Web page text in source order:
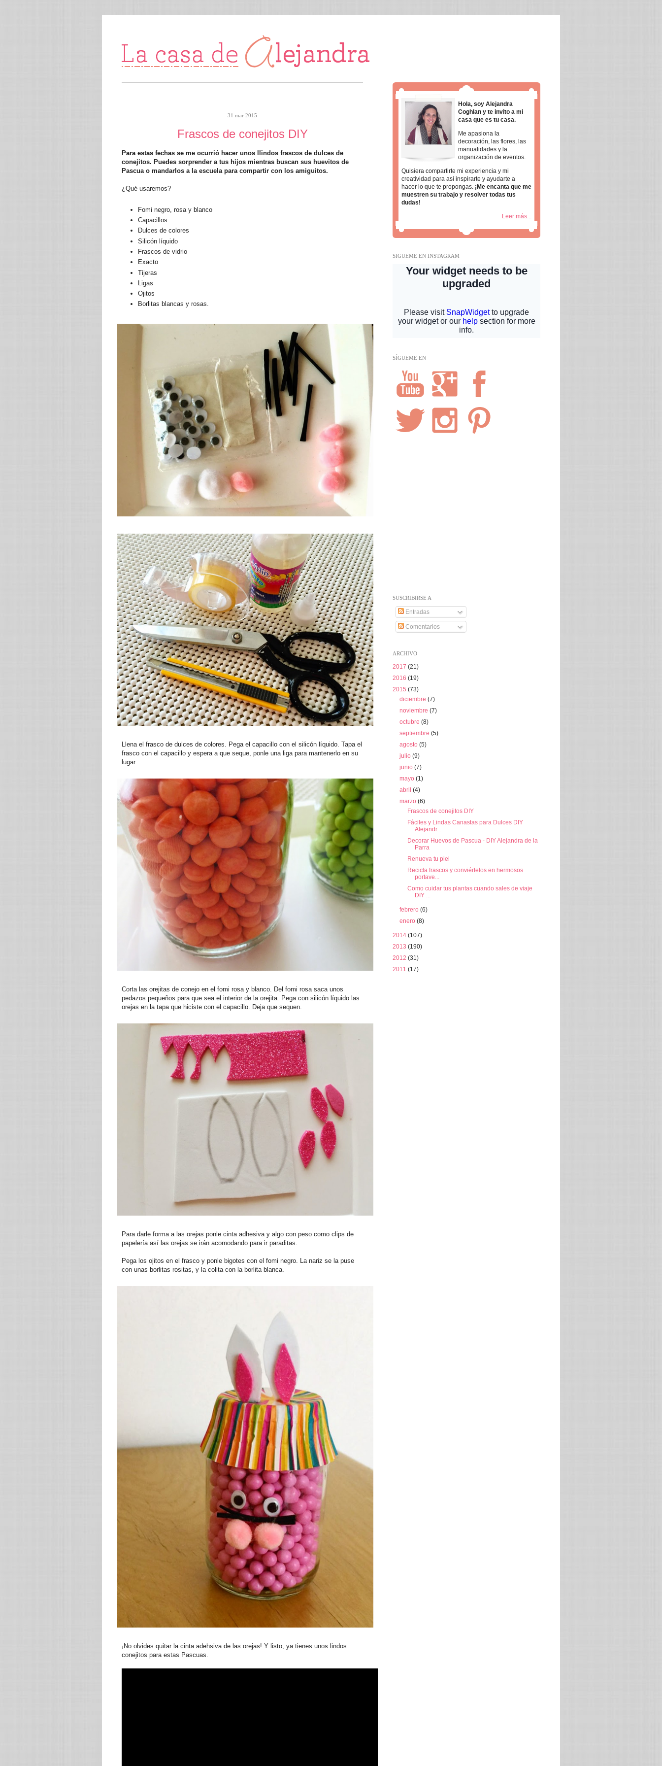
31 mar 2015
Frascos de conejitos DIY
Para estas fechas se me ocurrió hacer unos llindos frascos de dulces de
conejitos. Puedes sorprender a tus hijos mientras buscan sus huevitos de
Pascua o mandarlos a la escuela para compartir con los amiguitos.
¿Qué usaremos?
Fomi negro, rosa y blanco
Capacillos
Dulces de colores
Silicón líquido
Frascos de vidrio
Exacto
Tijeras
Ligas
Ojitos
Borlitas blancas y rosas.
Llena el frasco de dulces de colores. Pega el capacillo con el silicón líquido. Tapa el
frasco con el capacillo y espera a que seque, ponle una liga para mantenerlo en su
lugar.
Corta las orejitas de conejo en el fomi rosa y blanco. Del fomi rosa saca unos
pedazos pequeños para que sea el interior de la orejita. Pega con silicón líquido las
orejas en la tapa que hiciste con el capacillo. Deja que sequen.
Para darle forma a las orejas ponle cinta adhesiva y algo con peso como clips de
papelería así las orejas se irán acomodando para ir paraditas.
Pega los ojitos en el frasco y ponle bigotes con el fomi negro. La nariz se la puse
con unas borlitas rositas, y la colita con la borlita blanca.
¡No olvides quitar la cinta adehsiva de las orejas! Y listo, ya tienes unos lindos
conejitos para estas Pascuas.
Hola, soy Alejandra
Coghlan y te invito a mi
casa que es tu casa.
Me apasiona la
decoración, las flores, las
manualidades y la
organización de eventos.
Quisiera compartirte mi experiencia y mi
creatividad para así inspirarte y ayudarte a
hacer lo que te propongas. ¡Me encanta que me
muestren su trabajo y resolver todas tus
dudas!
Leer más...
SIGUEME EN INSTAGRAM
SÍGUEME EN
SUSCRIBIRSE A
Entradas
Comentarios
ARCHIVO
2017 (21)
2016 (19)
2015 (73)
diciembre (7)
noviembre (7)
octubre (8)
septiembre (5)
agosto (5)
julio (9)
junio (7)
mayo (1)
abril (4)
marzo (6)
Frascos de conejitos DIY
Fáciles y Lindas Canastas para Dulces DIY
Alejandr...
Decorar Huevos de Pascua - DIY Alejandra de la
Parra
Renueva tu piel
Recicla frascos y conviértelos en hermosos
portave...
Como cuidar tus plantas cuando sales de viaje
DIY ...
febrero (6)
enero (8)
2014 (107)
2013 (190)
2012 (31)
2011 (17)